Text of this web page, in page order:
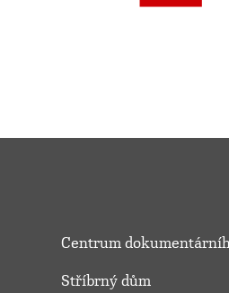
Centrum
Stříbrný dům